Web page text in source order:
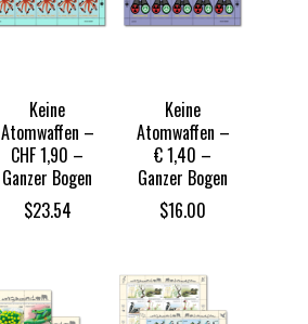
Keine
Atomwaffen –
CHF 1,90 –
Ganzer Bogen
$23.54
Keine
Atomwaffen –
€ 1,40 –
Ganzer Bogen
$16.00